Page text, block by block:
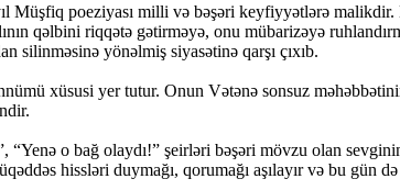
Müşfiq poeziyası milli və bəşəri keyfiyyətlərə
qəlbini riqqətə gətirməyə, onu mübarizəyə
silinməsinə yönəlmiş siyasətinə qarşı çıxıb.
xüsusi yer tutur. Onun Vətənə sonsuz
“Yenə o bağ olaydı!” şeirləri bəşəri mövzu olan
hissləri duymağı, qorumağı aşılayır və bu gün